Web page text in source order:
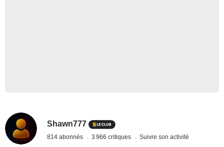
Shawn777
814 abonnés 3 966 critiques Suivre son activité